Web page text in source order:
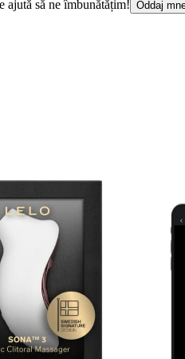
ajută să ne îmbunătățim! Oddaj